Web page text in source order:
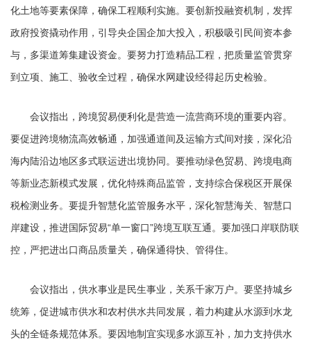
化土地等要素保障，确保工程顺利实施。要创新投融资机制，发挥
政府投资撬动作用，引导央企国企加大投入，积极吸引民间资本参
与，多渠道筹集建设资金。要努力打造精品工程，把质量监管贯穿
到立项、施工、验收全过程，确保水网建设经得起历史检验。
会议指出，跨境贸易便利化是营造一流营商环境的重要内容。
要促进跨境物流高效畅通，加强通道间及运输方式间对接，深化沿
海内陆沿边地区多式联运进出境协同。要推动绿色贸易、跨境电商
等新业态新模式发展，优化特殊商品监管，支持综合保税区开展保
税检测业务。要提升智慧化监管服务水平，深化智慧海关、智慧口
岸建设，推进国际贸易“单一窗口”跨境互联互通。要加强口岸联防联
控，严把进出口商品质量关，确保通得快、管得住。
会议指出，供水事业是民生事业，关系千家万户。要坚持城乡
统筹，促进城市供水和农村供水共同发展，着力构建从水源到水龙
头的全链条规范体系。要因地制宜实现多水源互补，加力支持供水